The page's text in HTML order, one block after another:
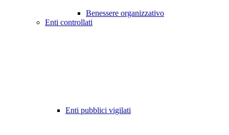
Benessere organizzativo
Enti controllati
Enti pubblici vigilati